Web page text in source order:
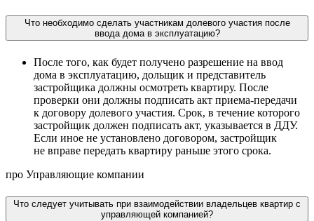
Что необходимо сделать участникам долевого участия после
ввода дома в эксплуатацию?
После того, как будет получено разрешение на ввод
дома в эксплуатацию, дольщик и представитель
застройщика должны осмотреть квартиру. После
проверки они должны подписать акт приема-передачи
к договору долевого участия. Срок, в течение которого
застройщик должен подписать акт, указывается в ДДУ.
Если иное не установлено договором, застройщик
не вправе передать квартиру раньше этого срока.
про Управляющие компании
Что следует учитывать при взаимодействии владельцев квартир с
управляющей компанией?